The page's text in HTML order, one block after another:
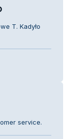
T. Kadyło
service.